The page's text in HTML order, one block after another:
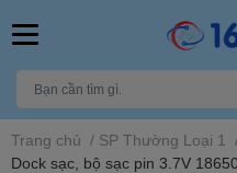
Trang chủ / SP Thường Loại 1
Dock sạc, bộ sạc pin 3.7V